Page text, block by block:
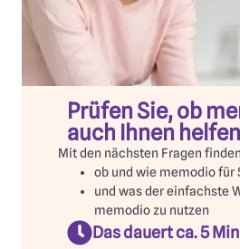
Prüfen Sie, ob
auch Ihnen
Mit den nächsten Fragen
ob und wie memodio für
und was der einfachste
memodio zu nutzen
Das dauert ca. 5